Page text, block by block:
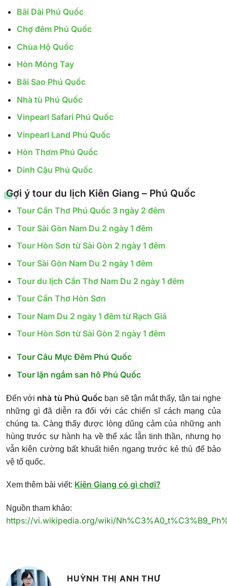
Bãi Dài Phú Quốc
Chợ đêm Phú Quốc
Chùa Hộ Quốc
Hòn Móng Tay
Bãi Sao Phú Quốc
Nhà tù Phú Quốc
Vinpearl Safari Phú Quốc
Vinpearl Land Phú Quốc
Hòn Thơm Phú Quốc
Dinh Cậu Phú Quốc
Gợi ý tour du lịch Kiên Giang – Phú Quốc
Tour Cần Thơ Phú Quốc 3 ngày 2 đêm
Tour Sài Gòn Nam Du 2 ngày 1 đêm
Tour Hòn Sơn từ Sài Gòn 2 ngày 1 đêm
Tour Sài Gòn Nam Du 2 ngày 1 đêm
Tour du lịch Cần Thơ Nam Du 2 ngày 1 đêm
Tour Cần Thơ Hòn Sơn
Tour Nam Du 2 ngày 1 đêm từ Rạch Giá
Tour Hòn Sơn từ Sài Gòn 2 ngày 1 đêm
Tour Câu Mực Đêm Phú Quốc
Tour lặn ngắm san hô Phú Quốc
Đến với nhà tù Phú Quốc bạn sẽ tận mắt thấy, tận tai nghe
những gì đã diễn ra đối với các chiến sĩ cách mạng của
chúng ta. Càng thấy được lòng dũng cảm của những anh
hùng trước sự hành hạ về thể xác lẫn tinh thần, nhưng họ
vẫn kiên cường bất khuất hiên ngang trước kẻ thù để bảo
vệ tổ quốc.
Xem thêm bài viết: Kiên Giang có gì chơi?
Nguồn tham khảo:
https://vi.wikipedia.org/wiki/
HUỲNH THỊ ANH THƯ